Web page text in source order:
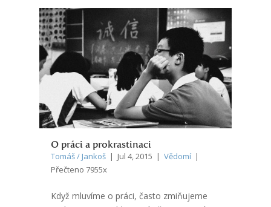
O práci a prokrastinaci
Tomáš / Jankoš | Jul 4, 2015 | Vědomí |
Přečteno 7955x
Když mluvíme o práci, často zmiňujeme